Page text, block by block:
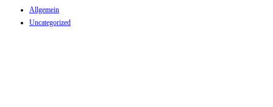
Allgemein
Uncategorized